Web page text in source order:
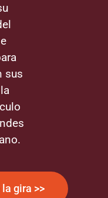
sus
gira >>